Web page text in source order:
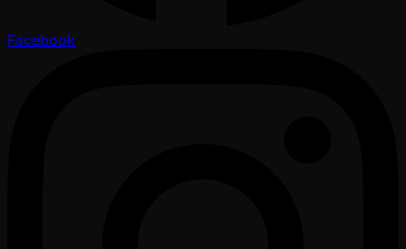
Facebook